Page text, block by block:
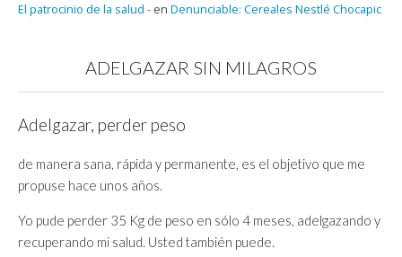
El patrocinio de la salud - en Denunciable: Cereales Nestlé Chocapic
ADELGAZAR SIN MILAGROS
Adelgazar, perder peso
de manera sana, rápida y permanente, es el objetivo que me
propuse hace unos años.
Yo pude perder 35 Kg de peso en sólo 4 meses, adelgazando y
recuperando mi salud. Usted también puede.